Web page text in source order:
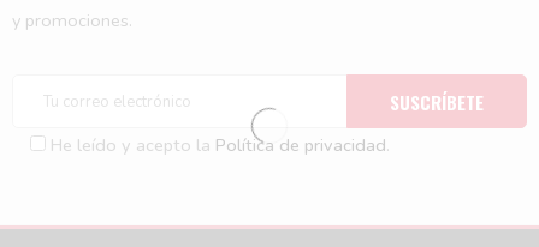
y promociones.
He leído y acepto la Política de privacidad.